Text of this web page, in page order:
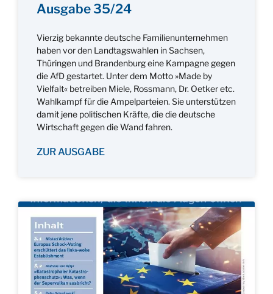
Ausgabe 35/24
Vierzig bekannte deutsche Familienunternehmen
haben vor den Landtagswahlen in Sachsen,
Thüringen und Brandenburg eine Kampagne gegen
die AfD gestartet. Unter dem Motto »Made by
Vielfalt« betreiben Miele, Rossmann, Dr. Oetker etc.
Wahlkampf für die Ampelparteien. Sie unterstützen
damit jene politischen Kräfte, die die deutsche
Wirtschaft gegen die Wand fahren.
ZUR AUSGABE